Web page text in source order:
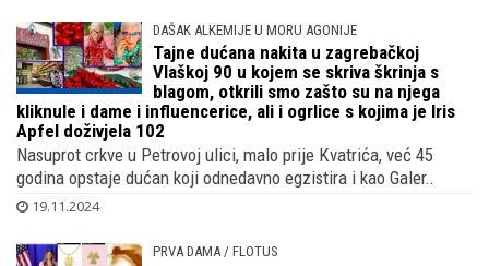
DAŠAK ALKEMIJE U MORU AGONIJE
Tajne dućana nakita u zagrebačkoj
Vlaškoj 90 u kojem se skriva škrinja s
blagom, otkrili smo zašto su na njega
kliknule i dame i influencerice, ali i ogrlice s kojima je Iris
Apfel doživjela 102
Nasuprot crkve u Petrovoj ulici, malo prije Kvatrića, već 45
godina opstaje dućan koji odnedavno egzistira i kao Galer..